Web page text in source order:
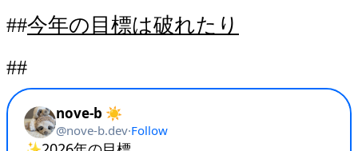
今年の目標は破れたり